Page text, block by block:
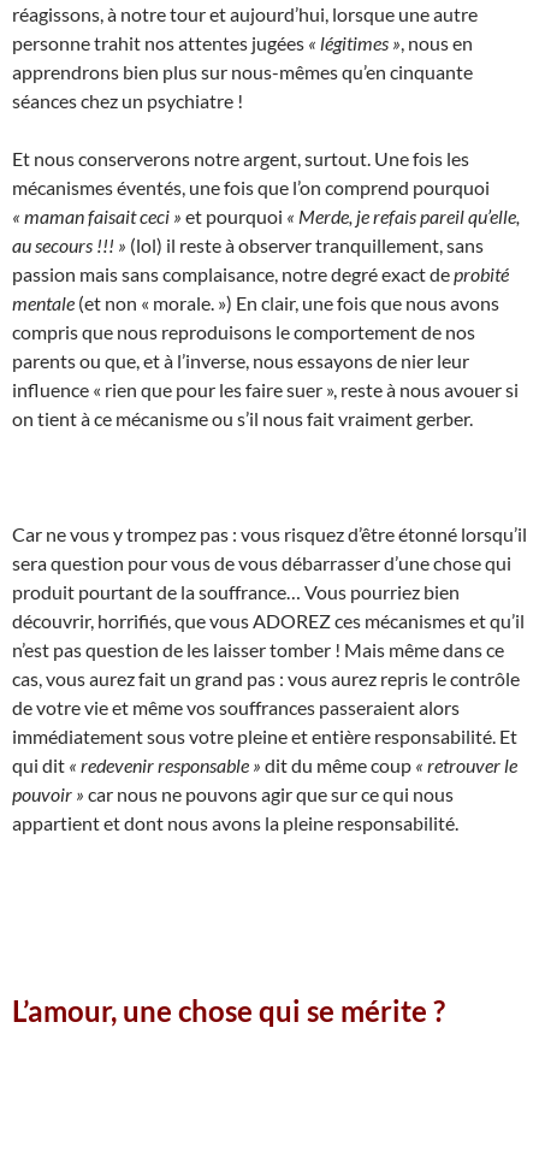
réagissons, à notre tour et aujourd’hui, lorsque une autre
personne trahit nos attentes jugées « légitimes » , nous en
apprendrons bien plus sur nous-mêmes qu’en cinquante
séances chez un psychiatre !
Et nous conserverons notre argent, surtout. Une fois les
mécanismes éventés, une fois que l’on comprend pourquoi
« maman faisait ceci » et pourquoi « Merde, je refais pareil qu’elle,
au secours !!! » (lol) il reste à observer tranquillement, sans
passion mais sans complaisance, notre degré exact deprobité
mentale (et non « morale. ») En clair, une fois que nous avons
compris que nous reproduisons le comportement de nos
parents ou que, et à l’inverse, nous essayons de nier leur
influence « rien que pour les faire suer », reste à nous avouer si
on tient à ce mécanisme ou s’il nous fait vraiment gerber.
Car ne vous y trompez pas : vous risquez d’être étonné lorsqu’il
sera question pour vous de vous débarrasser d’une chose qui
produit pourtant de la souffrance… Vous pourriez bien
découvrir, horrifiés, que vous ADOREZ ces mécanismes et qu’il
n’est pas question de les laisser tomber ! Mais même dans ce
cas, vous aurez fait un grand pas : vous aurez repris le contrôle
de votre vie et même vos souffrances passeraient alors
immédiatement sous votre pleine et entière responsabilité. Et
qui dit « redevenir responsable » dit du même coup « retrouver le
pouvoir » car nous ne pouvons agir que sur ce qui nous
appartient et dont nous avons la pleine responsabilité.
L’amour, une chose qui se mérite ?